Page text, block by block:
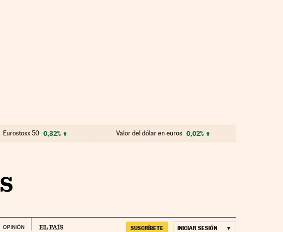
Eurostoxx 50 0,32% Valor del dólar en euros 0,02%
OPINIÓN SUSCRÍBETE INICIAR SESIÓN